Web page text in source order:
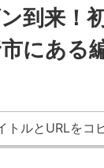
到来！
にある
トルとURLをコ